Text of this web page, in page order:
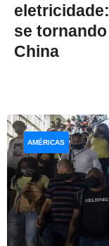
se
China
AMÉRICAS